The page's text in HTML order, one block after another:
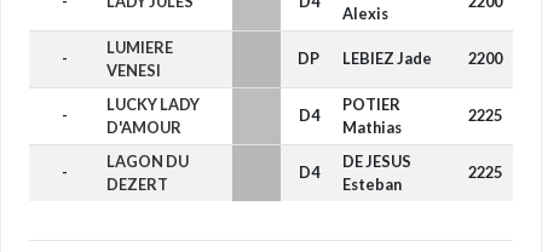
Alexis
-
LUMIERE
VENESI
DP LEBIEZ Jade 2200
-
LUCKY LADY
D'AMOUR
D4
POTIER
Mathias
2225
-
LAGON DU
DEZERT
D4
DE JESUS
Esteban
2225